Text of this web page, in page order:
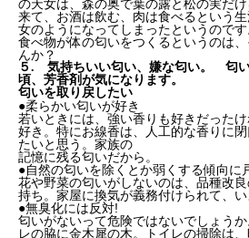
の天女は、森の奥で葉の露と松の実だ
来て、お酒は飲む、肉は食べるという
女のようになってしまったというのです
食べ物が体の匂いをつくるというのは
んか？
５. 気持ちいい匂い、嫌な匂い。 匂
頃、芳香剤が気になります。
匂いを取り戻したい
●柔らかい匂いが好き
若いときには、強い香りも好きだった
好き。特にお線香は、人工的な香りに
たいと思う。家族の
記憶に残る匂いだから。
●自然の匂いを除くとか弱くする傾向に
花や野菜の匂いがしないのは、品種改
持ち。家屋に換気が義務付けられて、
●無臭化には反対!
匂いがないって危険ではないでしょう
レの脇に金木犀の木。トイレの掃除は